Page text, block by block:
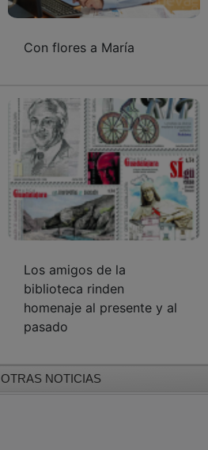
Con flores a María
Los amigos de la
biblioteca rinden
homenaje al presente y al
pasado
OTRAS NOTICIAS